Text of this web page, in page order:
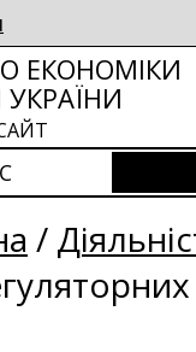
ЕКОНОМІКИ
/